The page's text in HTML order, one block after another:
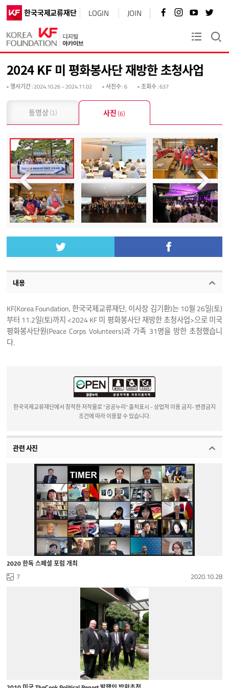
한국국제교류재단 LOGIN JOIN 페
이
로
가
기
인
스
바
로
가
기
유
튜
브
바
가
기
트
터
바
로
가
KF플러스
2024 KF 미 평화봉사단 재방한 초청사업
행사기간: 2024.10.26 ~ 2024.11.02 사진수: 6 조회수: 637
동영상(1) 사진 (6)
내용
KF(Korea Foundation, 한국국제교류재단, 이사장 김기환)는 10월 26일(토)
부터 11.2일(토)까지 <2024 KF 미 평화봉사단 재방한 초청사업>으로 미국
평화봉사단원(Peace Corps Volunteers)과 가족 31명을 방한 초청했습니
다.
한국국제교류재단에서 창작한 저작물로 "공공누리" 출처표시 - 상업적 이용 금지- 변경금지
조건에 따라 이용할 수 있습니다.
관련 사진
2020 한독 스페셜 포럼 개최
7 2020.10.28